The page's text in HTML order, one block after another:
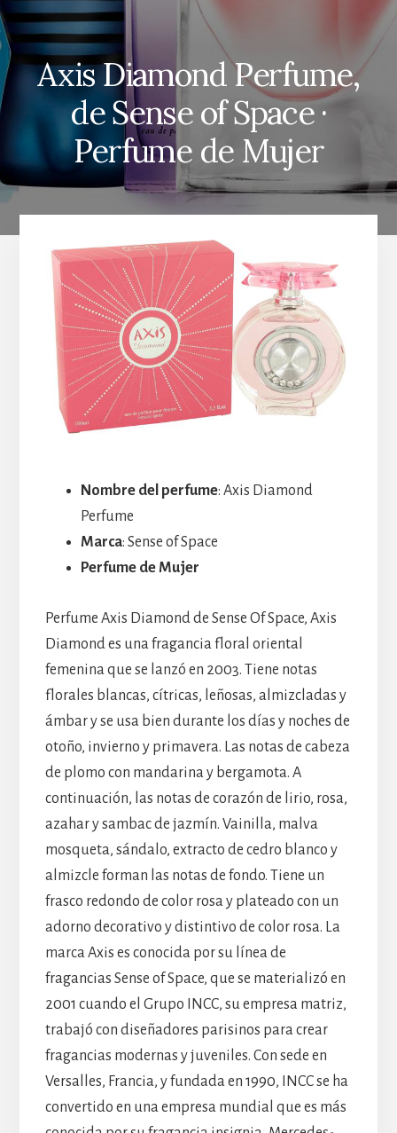
Axis Diamond Perfume,
de Sense of Space ·
Perfume de Mujer
Nombre del perfume: Axis Diamond
Perfume
Marca: Sense of Space
Perfume de Mujer
Perfume Axis Diamond de Sense Of Space, Axis
Diamond es una fragancia floral oriental
femenina que se lanzó en 2003. Tiene notas
florales blancas, cítricas, leñosas, almizcladas y
ámbar y se usa bien durante los días y noches de
otoño, invierno y primavera. Las notas de cabeza
de plomo con mandarina y bergamota. A
continuación, las notas de corazón de lirio, rosa,
azahar y sambac de jazmín. Vainilla, malva
mosqueta, sándalo, extracto de cedro blanco y
almizcle forman las notas de fondo. Tiene un
frasco redondo de color rosa y plateado con un
adorno decorativo y distintivo de color rosa. La
marca Axis es conocida por su línea de
fragancias Sense of Space, que se materializó en
2001 cuando el Grupo INCC, su empresa matriz,
trabajó con diseñadores parisinos para crear
fragancias modernas y juveniles. Con sede en
Versalles, Francia, y fundada en 1990, INCC se ha
convertido en una empresa mundial que es más